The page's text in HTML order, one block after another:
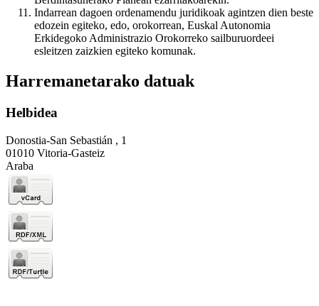
Indarrean dagoen ordenamendu juridikoak agintzen dien beste
edozein egiteko, edo, orokorrean, Euskal Autonomia
Erkidegoko Administrazio Orokorreko sailburuordeei
esleitzen zaizkien egiteko komunak.
Harremanetarako datuak
Helbidea
Donostia-San Sebastián , 1
01010 Vitoria-Gasteiz
Araba